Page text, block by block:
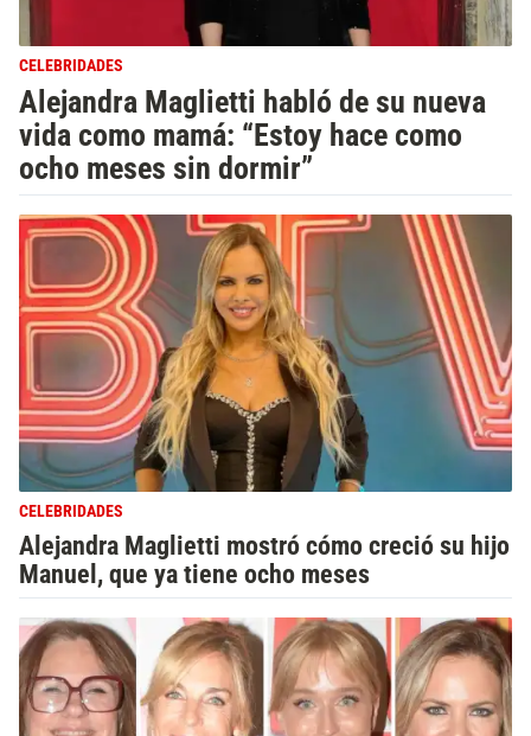
CELEBRIDADES
Alejandra Maglietti habló de su nueva
vida como mamá: “Estoy hace como
ocho meses sin dormir”
CELEBRIDADES
Alejandra Maglietti mostró cómo creció su hijo
Manuel, que ya tiene ocho meses